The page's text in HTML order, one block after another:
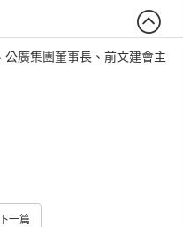
廣集團董事長、前文建會主
一篇